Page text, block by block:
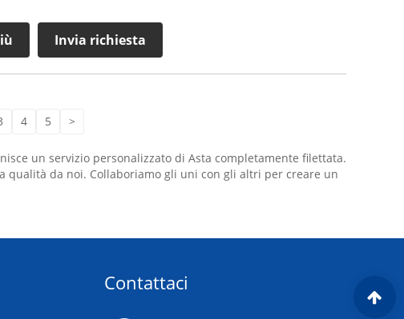
Invia richiesta
4 5 >
un servizio personalizzato di Asta completamente filettata.
da noi. Collaboriamo gli uni con gli altri per creare un
Contattaci